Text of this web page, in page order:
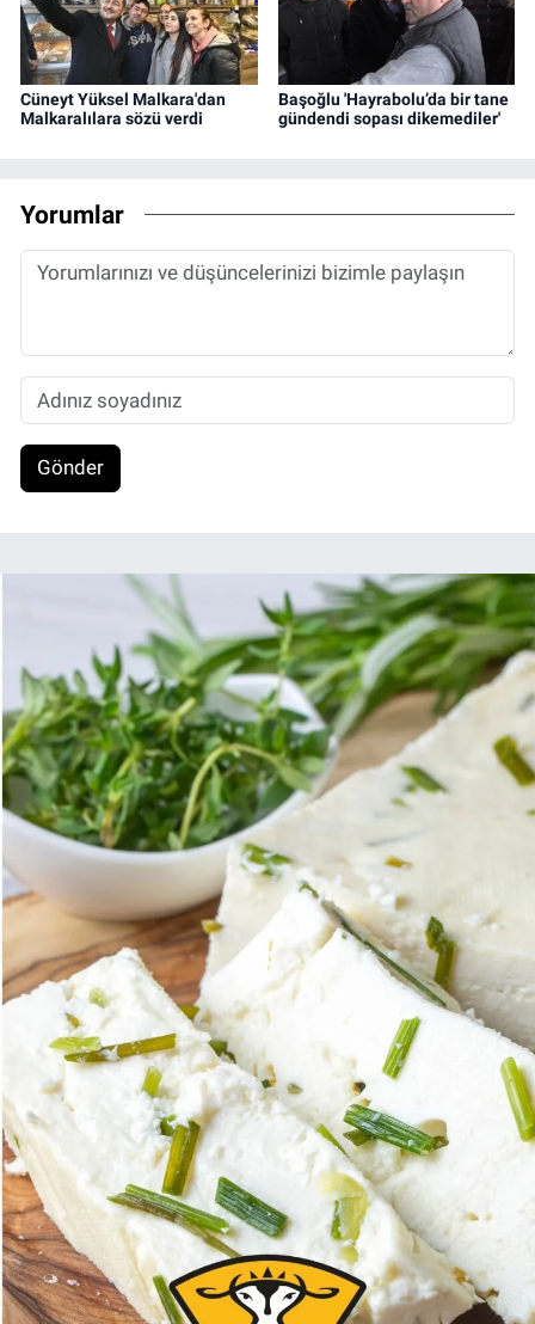
Cüneyt Yüksel Malkara'dan
Malkaralılara sözü verdi
Başoğlu 'Hayrabolu’da bir tane
gündendi sopası dikemediler'
Yorumlar
Gönder